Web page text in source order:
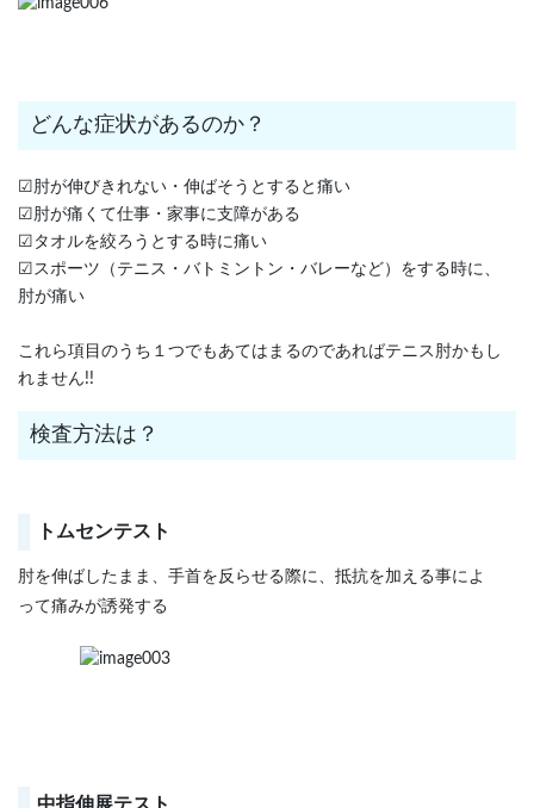
どんな症状があるのか？
☑肘が伸びきれない・伸ばそうとすると痛い
☑肘が痛くて仕事・家事に支障がある
☑タオルを絞ろうとする時に痛い
☑スポーツ（テニス・バトミントン・バレーなど）をする時に、
肘が痛い
これら項目のうち１つでもあてはまるのであればテニス肘かもし
れません!!
検査方法は？
トムセンテスト
肘を伸ばしたまま、手首を反らせる際に、抵抗を加える事によ
って痛みが誘発する